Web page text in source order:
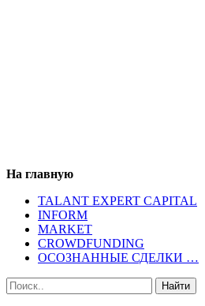
На главную
TALANT EXPERT CAPITAL
INFORM
MARKET
CROWDFUNDING
ОСОЗНАННЫЕ СДЕЛКИ …